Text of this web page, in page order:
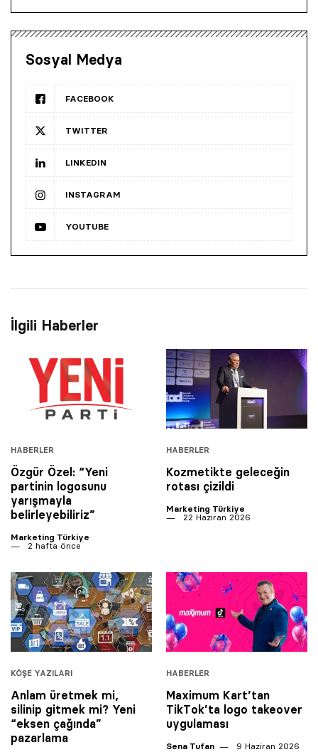
Sosyal Medya
FACEBOOK
TWITTER
LINKEDIN
INSTAGRAM
YOUTUBE
İlgili Haberler
HABERLER
Özgür Özel: “Yeni
partinin logosunu
yarışmayla
belirleyebiliriz”
Marketing Türkiye
2 hafta önce
HABERLER
Kozmetikte geleceğin
rotası çizildi
Marketing Türkiye
22 Haziran 2026
KÖŞE YAZILARI
Anlam üretmek mi,
silinip gitmek mi? Yeni
“eksen çağında”
pazarlama
HABERLER
Maximum Kart’tan
TikTok’ta logo takeover
uygulaması
Sena Tufan 9 Haziran 2026